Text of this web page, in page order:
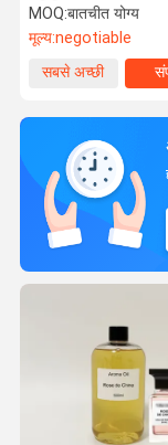
वाणिज्यिक उच्च सांद्रता
तेल
MOQ:बातचीत योग्य
मूल्य:negotiable
सबसे अच्छी